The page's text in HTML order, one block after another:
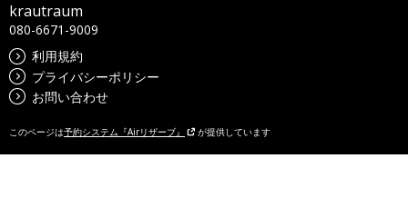
krautraum
080-6671-9009
利用規約
プライバシーポリシー
お問い合わせ
このページは予約システム『Airリザーブ』 が提供しています